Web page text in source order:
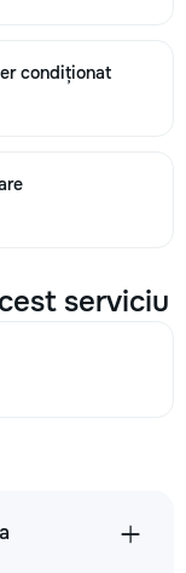
condiționat
serviciu